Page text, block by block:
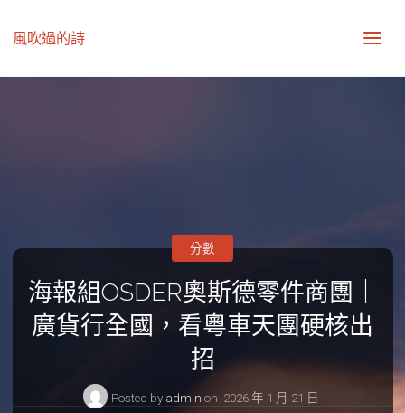
風吹過的詩
海報組OSDER奧斯德零件商團｜
廣貨行全國，看粵車天團硬核出
招
Posted by admin on 2026 年 1 月 21 日
分數